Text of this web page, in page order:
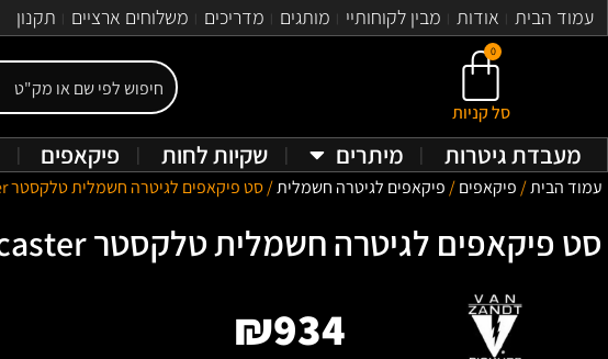
עמוד הבית אודות מבין לקוחותיי מותגים מדריכים משלוחים ארציים תקנון
0
סל קניות
מעבדת גיטרות מיתרים שקיות לחות פיקאפים
עמוד הבית/פיקאפים/פיקאפים לגיטרה חשמלית/ סט פיקאפים לגיטרה חשמלית טלקסטר Van Zandt Pickups Vintage Plus Telecaster
סט פיקאפים לגיטרה חשמלית טלקסטר Van Zandt Pickups Vintage Plus Telecaster
₪934